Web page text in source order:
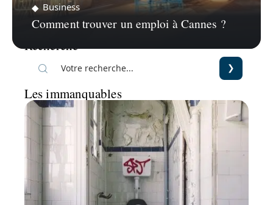
Business
Comment trouver un emploi à Cannes ?
Recherche
Les immanquables